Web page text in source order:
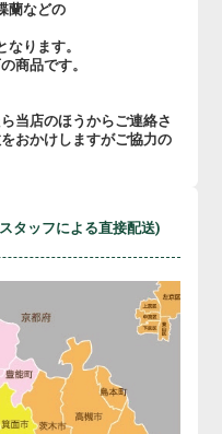
蘭などの
ります。
商品です。
当店のほうからご連絡さ
おかけしますがご協力の
タッフによる直接配送)